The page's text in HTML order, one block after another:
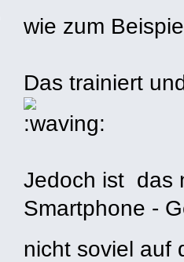
wie zum
Das trainiert
Jedoch ist das
Smartphone -
nicht soviel